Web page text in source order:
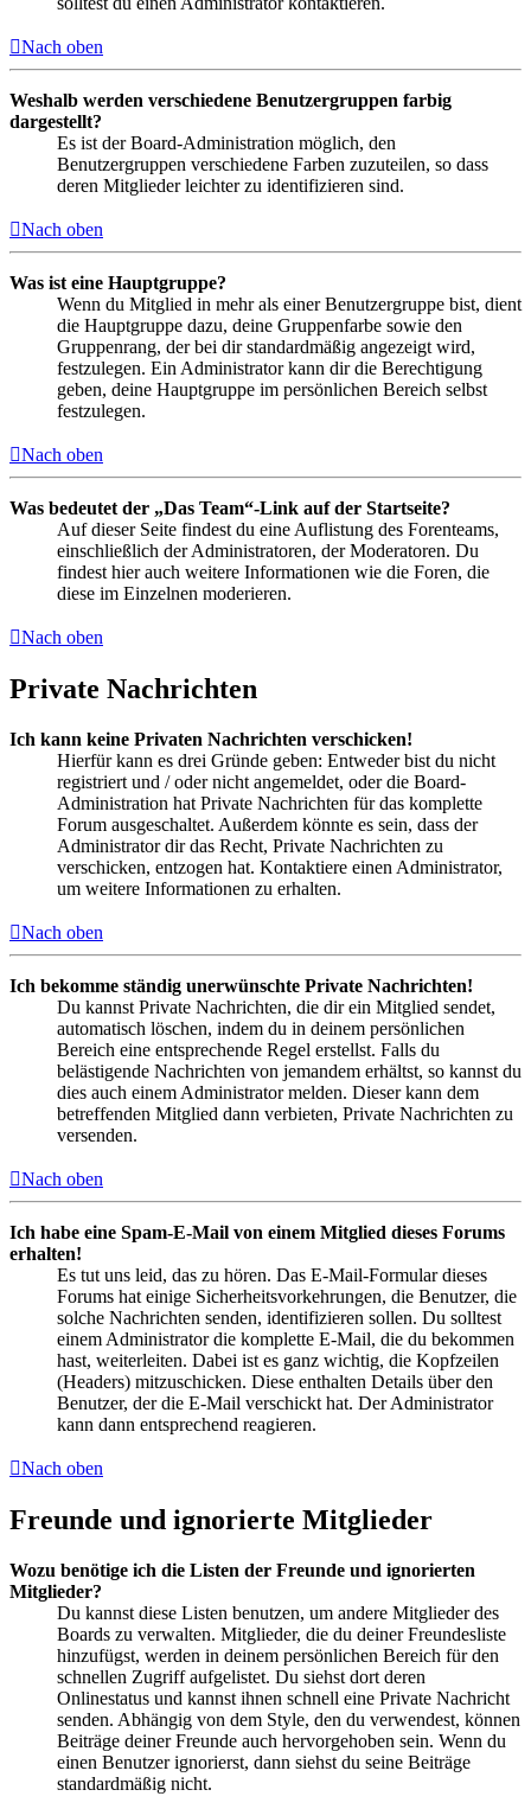
Nach oben
Weshalb werden verschiedene Benutzergruppen farbig
dargestellt?
Es ist der Board-Administration möglich, den
Benutzergruppen verschiedene Farben zuzuteilen, so dass
deren Mitglieder leichter zu identifizieren sind.
Nach oben
Was ist eine Hauptgruppe?
Wenn du Mitglied in mehr als einer Benutzergruppe bist, dient
die Hauptgruppe dazu, deine Gruppenfarbe sowie den
Gruppenrang, der bei dir standardmäßig angezeigt wird,
festzulegen. Ein Administrator kann dir die Berechtigung
geben, deine Hauptgruppe im persönlichen Bereich selbst
festzulegen.
Nach oben
Was bedeutet der „Das Team“-Link auf der Startseite?
Auf dieser Seite findest du eine Auflistung des Forenteams,
einschließlich der Administratoren, der Moderatoren. Du
findest hier auch weitere Informationen wie die Foren, die
diese im Einzelnen moderieren.
Nach oben
Private Nachrichten
Ich kann keine Privaten Nachrichten verschicken!
Hierfür kann es drei Gründe geben: Entweder bist du nicht
registriert und / oder nicht angemeldet, oder die Board-
Administration hat Private Nachrichten für das komplette
Forum ausgeschaltet. Außerdem könnte es sein, dass der
Administrator dir das Recht, Private Nachrichten zu
verschicken, entzogen hat. Kontaktiere einen Administrator,
um weitere Informationen zu erhalten.
Nach oben
Ich bekomme ständig unerwünschte Private Nachrichten!
Du kannst Private Nachrichten, die dir ein Mitglied sendet,
automatisch löschen, indem du in deinem persönlichen
Bereich eine entsprechende Regel erstellst. Falls du
belästigende Nachrichten von jemandem erhältst, so kannst du
dies auch einem Administrator melden. Dieser kann dem
betreffenden Mitglied dann verbieten, Private Nachrichten zu
versenden.
Nach oben
Ich habe eine Spam-E-Mail von einem Mitglied dieses Forums
erhalten!
Es tut uns leid, das zu hören. Das E-Mail-Formular dieses
Forums hat einige Sicherheitsvorkehrungen, die Benutzer, die
solche Nachrichten senden, identifizieren sollen. Du solltest
einem Administrator die komplette E-Mail, die du bekommen
hast, weiterleiten. Dabei ist es ganz wichtig, die Kopfzeilen
(Headers) mitzuschicken. Diese enthalten Details über den
Benutzer, der die E-Mail verschickt hat. Der Administrator
kann dann entsprechend reagieren.
Nach oben
Freunde und ignorierte Mitglieder
Wozu benötige ich die Listen der Freunde und ignorierten
Mitglieder?
Du kannst diese Listen benutzen, um andere Mitglieder des
Boards zu verwalten. Mitglieder, die du deiner Freundesliste
hinzufügst, werden in deinem persönlichen Bereich für den
schnellen Zugriff aufgelistet. Du siehst dort deren
Onlinestatus und kannst ihnen schnell eine Private Nachricht
senden. Abhängig von dem Style, den du verwendest, können
Beiträge deiner Freunde auch hervorgehoben sein. Wenn du
einen Benutzer ignorierst, dann siehst du seine Beiträge
standardmäßig nicht.